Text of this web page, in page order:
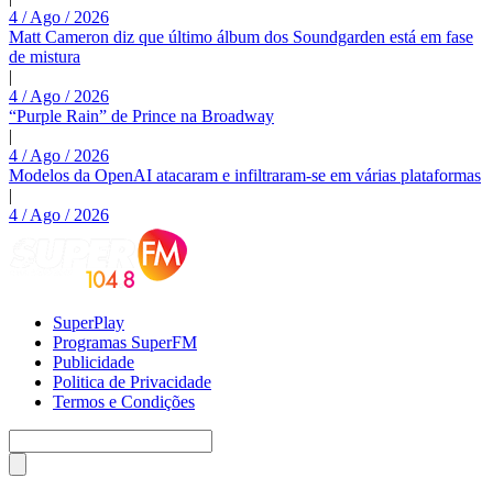
4 / Ago / 2026
Matt Cameron diz que último álbum dos Soundgarden está em fase
de mistura
|
4 / Ago / 2026
“Purple Rain” de Prince na Broadway
|
4 / Ago / 2026
Modelos da OpenAI atacaram e infiltraram-se em várias plataformas
|
4 / Ago / 2026
SuperPlay
Programas SuperFM
Publicidade
Politica de Privacidade
Termos e Condições